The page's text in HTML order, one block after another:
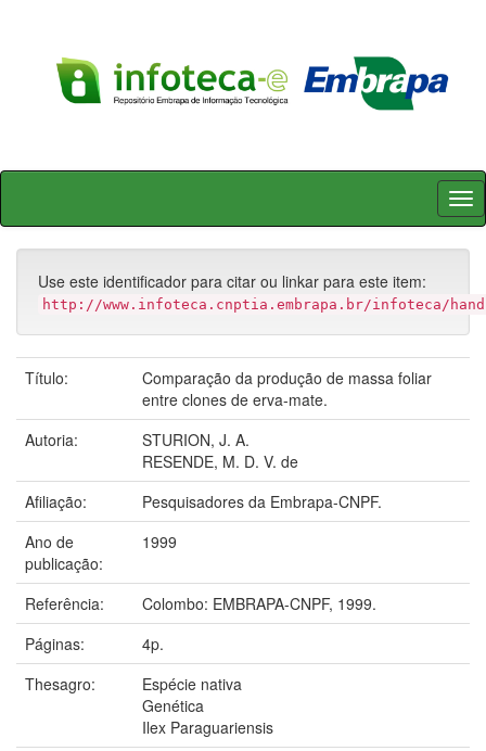
Skip
Use este identificador para citar ou linkar para este item:
http://www.infoteca.cnptia.embrapa.br/infoteca/
Título:
Comparação da produção de massa foliar
entre clones de erva-mate.
Autoria:
STURION, J. A.
RESENDE, M. D. V. de
Afiliação:
Pesquisadores da Embrapa-CNPF.
Ano de
publicação:
1999
Referência:
Colombo: EMBRAPA-CNPF, 1999.
Páginas:
4p.
Thesagro:
Espécie nativa
Genética
Ilex Paraguariensis